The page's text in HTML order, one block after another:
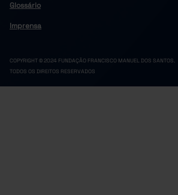
Glossário
Imprensa
COPYRIGHT © 2024 FUNDAÇÃO FRANCISCO MANUEL DOS SANTOS.
TODOS OS DIREITOS RESERVADOS